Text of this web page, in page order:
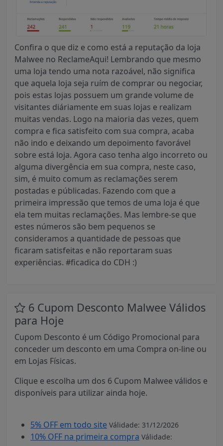
Confira o que diz e como está a reputação da loja
Malwee no ReclameAqui! Lembrando que mesmo
uma loja tendo uma nota razoável, não significa
que aquela loja seja ruím de comprar ou negociar,
pois estas lojas possuem um grande volume de
visitantes diáriamente em suas lojas e realizam
muitas vendas. Logo na maioria das vezes, quem
compra e fica satisfeito com sua compra, acaba
não indo e deixando um depoimento favorável
sobre está loja. Agora caso tenha algo incorreto ou
alguma divergência em sua compra, neste caso,
sim, é muito comum as reclamações serem
postadas e públicadas. Fazendo com que a
primeira impressão que temos de uma loja é que
ela tem muitas reclamações. Mas lembre-se que
estes números são bem pequenos se
consideramos a quantidade de pessoas que
ficaram satisfeitas e não reportaram suas
experiências. #ficadica do CDH :)
6 Cupom Desconto Malwee Válidos
para Hoje
Cupom Desconto é um Código Promocional para
conceder um desconto em uma Compra on-line ou
em Lojas Físicas.
Clique e escolha um dos 6 Cupom Malwee válidos e
disponíveis para utilizar ainda hoje.
5% OFF em todo site Válidade: 31/12/2026
10% OFF na primeira compra Válidade: